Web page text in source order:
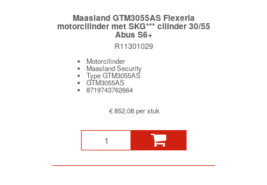
Maasland GTM3055AS Flexeria
motorcilinder met SKG*** cilinder 30/55
Abus S6+
R11301029
Motorcilinder
Maasland Security
Type GTM3055AS
GTM3055AS
8719743762664
€ 852,08 per stuk